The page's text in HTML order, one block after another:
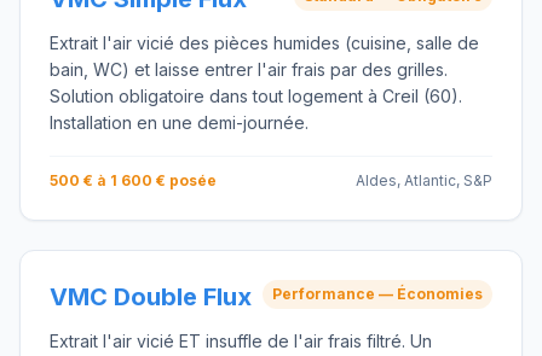
Extrait l'air vicié des pièces humides (cuisine, salle de
bain, WC) et laisse entrer l'air frais par des grilles.
Solution obligatoire dans tout logement à Creil (60).
Installation en une demi-journée.
500 € à 1 600 € posée Aldes, Atlantic, S&P
VMC Double Flux Performance — Économies
Extrait l'air vicié ET insuffle de l'air frais filtré. Un